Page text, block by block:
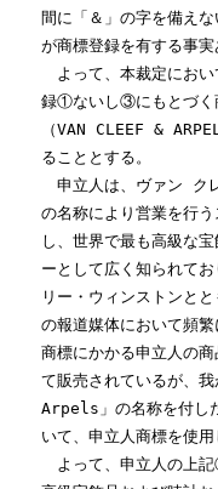
間に「＆」の字を備えな
が商標登録を有する事実
よって、本裁定において
録①ないし③にもとづく商
（VAN CLEEF &
ることとする。
申立人は、ヴァン ク
の名称により営業を行う
し、世界で最も高級な宝
ーとして広く知られてお
リー・ウィンストンとと
の報道媒体において頻繁
商標にかかる申立人の商
て販売されているが、我
Arpels」の名称を付した
いて、申立人商標を使用
よって、申立人の上記①